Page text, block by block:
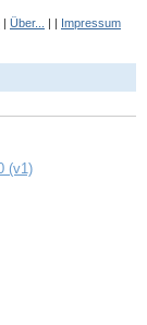
| Über... | | Impressum
(v1)